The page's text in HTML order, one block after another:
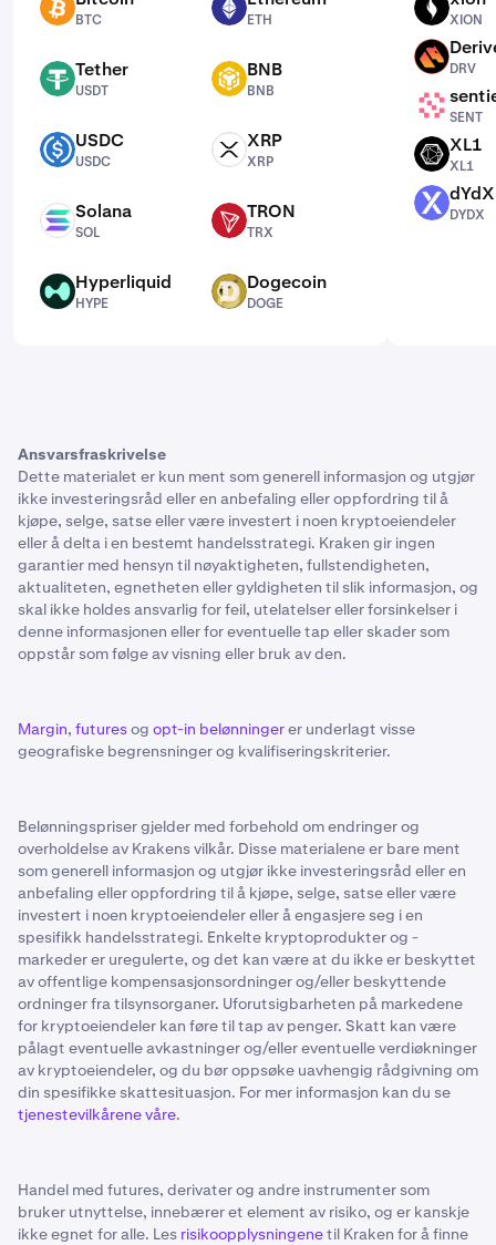
BTC
BTC
ETH
ETH
USDT Tether
USDT
BNB BNB
BNB
USDC USDC
USDC
XRP XRP
XRP
SOL Solana
SOL
TRX TRON
TRX
HYPE Hyperliquid
HYPE
DOGE Dogecoin
DOGE
XION
XION
DRV
DRV
SENT
SENT
XL1 XL1
XL1
DYDX dYdX
DYDX
Ansvarsfraskrivelse
Dette materialet er kun ment som generell informasjon og utgjør
ikke investeringsråd eller en anbefaling eller oppfordring til å
kjøpe, selge, satse eller være investert i noen kryptoeiendeler
eller å delta i en bestemt handelsstrategi. Kraken gir ingen
garantier med hensyn til nøyaktigheten, fullstendigheten,
aktualiteten, egnetheten eller gyldigheten til slik informasjon, og
skal ikke holdes ansvarlig for feil, utelatelser eller forsinkelser i
denne informasjonen eller for eventuelle tap eller skader som
oppstår som følge av visning eller bruk av den.
Margin, futuresog opt-in belønningerer underlagt visse
geografiske begrensninger og kvalifiseringskriterier.
Belønningspriser gjelder med forbehold om endringer og
overholdelse av Krakens vilkår. Disse materialene er bare ment
som generell informasjon og utgjør ikke investeringsråd eller en
anbefaling eller oppfordring til å kjøpe, selge, satse eller være
investert i noen kryptoeiendeler eller å engasjere seg i en
spesifikk handelsstrategi. Enkelte kryptoprodukter og -
markeder er uregulerte, og det kan være at du ikke er beskyttet
av offentlige kompensasjonsordninger og/eller beskyttende
ordninger fra tilsynsorganer. Uforutsigbarheten på markedene
for kryptoeiendeler kan føre til tap av penger. Skatt kan være
pålagt eventuelle avkastninger og/eller eventuelle verdiøkninger
av kryptoeiendeler, og du bør oppsøke uavhengig rådgivning om
din spesifikke skattesituasjon. For mer informasjon kan du se
tjenestevilkårene våre.
Handel med futures, derivater og andre instrumenter som
bruker utnyttelse, innebærer et element av risiko, og er kanskje
ikke egnet for alle. Les risikoopplysningenetil Kraken for å finne